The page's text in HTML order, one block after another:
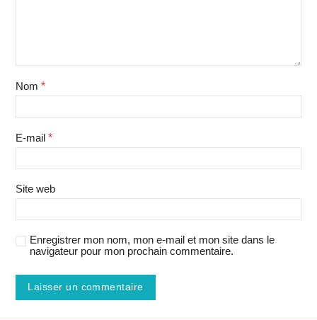
Nom *
E-mail *
Site web
Enregistrer mon nom, mon e-mail et mon site dans le
navigateur pour mon prochain commentaire.